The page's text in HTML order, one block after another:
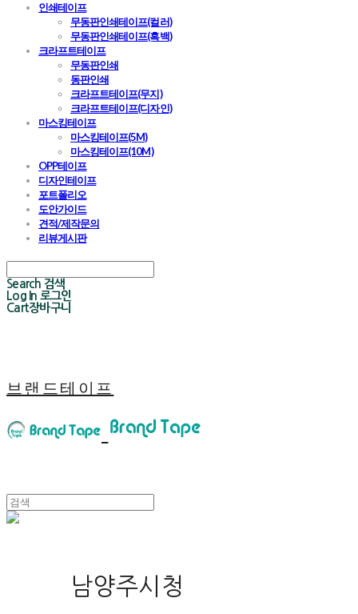
인쇄테이프
무동판인쇄테이프(컬러)
무동판인쇄테이프(흑백)
크라프트테이프
무동판인쇄
동판인쇄
크라프트테이프(무지)
크라프트테이프(디자인)
마스킹테이프
마스킹테이프(5M)
마스킹테이프(10M)
OPP테이프
디자인테이프
포트폴리오
도안가이드
견적/제작문의
리뷰게시판
Search 검색
Log In 로그인
Cart장바구니
브랜드테이프
남양주시청